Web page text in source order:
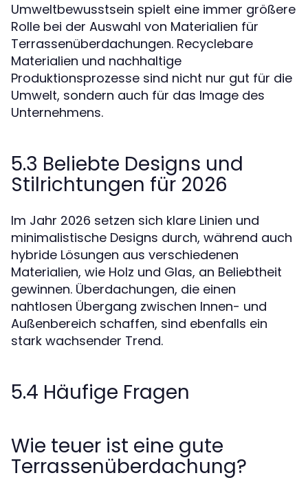
Umweltbewusstsein spielt eine immer größere
Rolle bei der Auswahl von Materialien für
Terrassenüberdachungen. Recyclebare
Materialien und nachhaltige
Produktionsprozesse sind nicht nur gut für die
Umwelt, sondern auch für das Image des
Unternehmens.
5.3 Beliebte Designs und
Stilrichtungen für 2026
Im Jahr 2026 setzen sich klare Linien und
minimalistische Designs durch, während auch
hybride Lösungen aus verschiedenen
Materialien, wie Holz und Glas, an Beliebtheit
gewinnen. Überdachungen, die einen
nahtlosen Übergang zwischen Innen- und
Außenbereich schaffen, sind ebenfalls ein
stark wachsender Trend.
5.4 Häufige Fragen
Wie teuer ist eine gute
Terrassenüberdachung?